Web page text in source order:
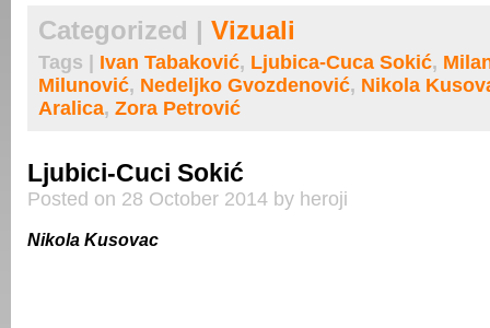
Categorized | Vizuali
Tags | Ivan Tabaković, Ljubica-Cuca Sokić,
Milunović, Nedeljko Gvozdenović, Nikola
Aralica, Zora Petrović
Ljubici-Cuci Sokić
Posted on 28 October 2014 by heroji
Nikola Kusovac